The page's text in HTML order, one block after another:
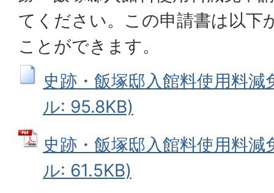
てください。この申請書は以下
ことができます。
史跡・飯塚邸入館料使用料
ル: 95.8KB)
史跡・飯塚邸入館料使用料
ル: 61.5KB)